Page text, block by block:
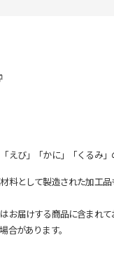
び」「かに」「くるみ
として製造された加工
届けする商品に含まれて
があります。